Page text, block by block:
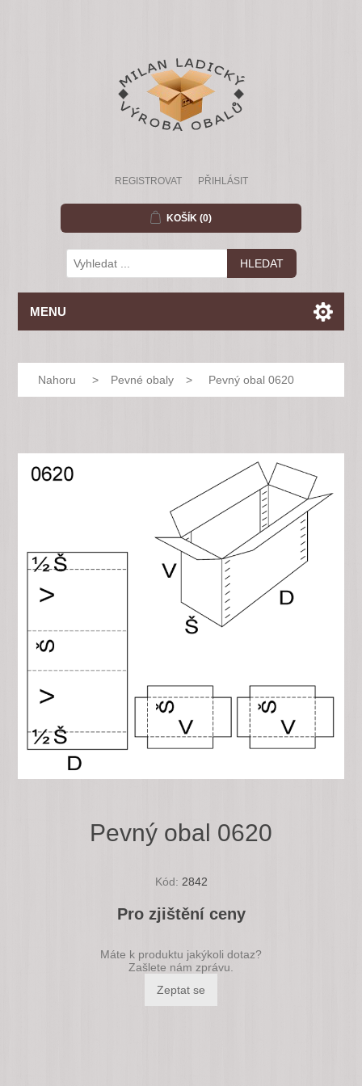
REGISTROVAT PŘIHLÁSIT
KOŠÍK (0)
MENU
Nahoru > Pevné obaly > Pevný obal 0620
Pevný obal 0620
Kód: 2842
Pro zjištění ceny
Máte k produktu jakýkoli dotaz?
Zašlete nám zprávu.